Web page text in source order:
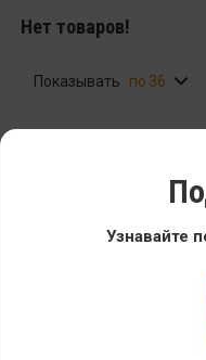
Нет товаров!
Показывать 36
Узнавайте